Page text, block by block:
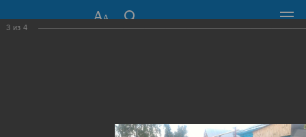
3 из 4